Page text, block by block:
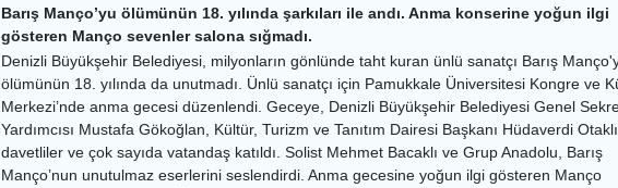
Barış Manço’yu ölümünün 18. yılında şarkıları ile andı. Anma konserine yoğun ilgi
gösteren Manço sevenler salona sığmadı.
Denizli Büyükşehir Belediyesi, milyonların gönlünde taht kuran ünlü sanatçı Barış
ölümünün 18. yılında da unutmadı. Ünlü sanatçı için Pamukkale Üniversitesi Kongre ve
Merkezi’nde anma gecesi düzenlendi. Geceye, Denizli Büyükşehir Belediyesi Genel
Yardımcısı Mustafa Gökoğlan, Kültür, Turizm ve Tanıtım Dairesi Başkanı Hüdaverdi Otaklı,
davetliler ve çok sayıda vatandaş katıldı. Solist Mehmet Bacaklı ve Grup Anadolu, Barış
Manço’nun unutulmaz eserlerini seslendirdi. Anma gecesine yoğun ilgi gösteren Manço